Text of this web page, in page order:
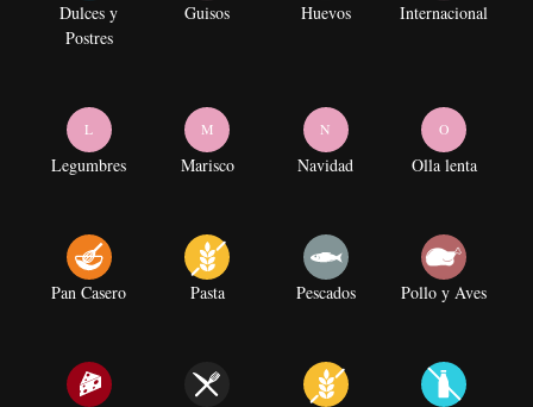
Dulces y
Postres
Guisos Huevos Internacional
L
Legumbres
M
Marisco
N
Navidad
O
Olla lenta
Pan Casero Pasta Pescados Pollo y Aves